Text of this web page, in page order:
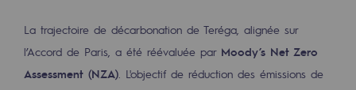
Energiz Mouv
Le programme social et territorial de
La trajectoire de décarbonation de Teréga, alignée sur
l’Accord de Paris, a été réévaluée par Moody’s Net Zero
Assessment (NZA) . L'objectif de réduction des émissions de